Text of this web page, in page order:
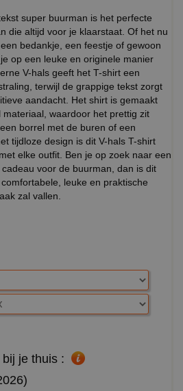
super buurman is het perfecte
die altijd voor je klaarstaat. Of het nu
bedankje, een feestje of gewoon
op een leuke en originele manier
V-hals geeft het T-shirt een
terwijl de grappige tekst zorgt
aandacht. Het shirt is gemaakt
waardoor het prettig zit
borrel met de buren of een
tijdloze design is dit V-hals T-shirt
elke outfit. Ben je op zoek naar een
voor de buurman, dan is dit
leuke en praktische
zal vallen.
je thuis :